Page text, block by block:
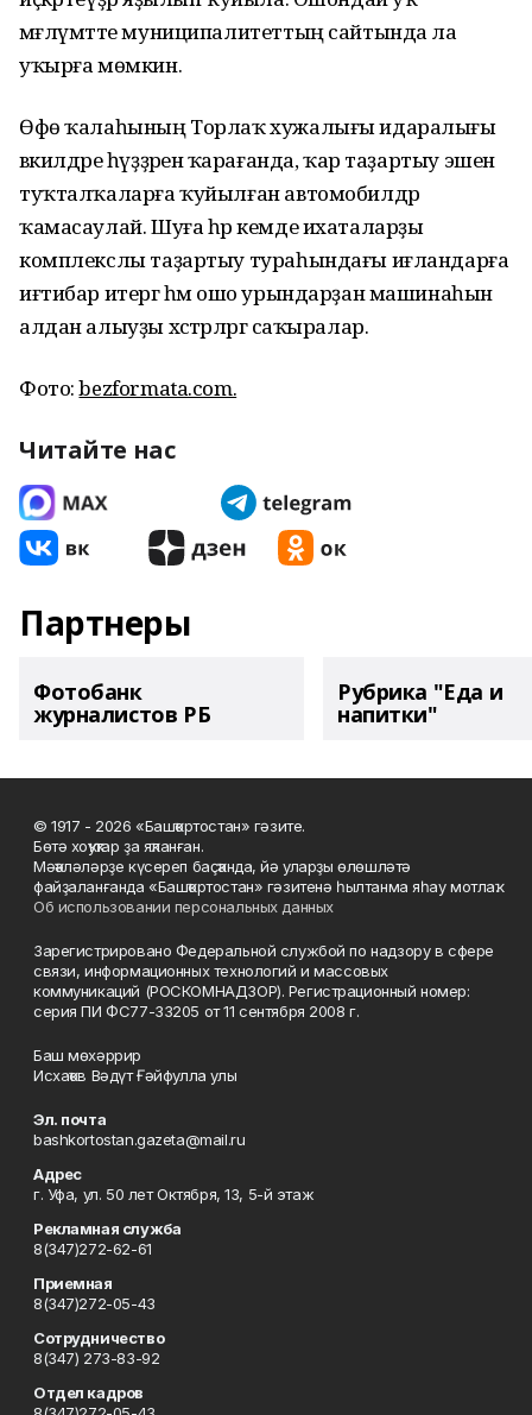
мәғлүмәтте муниципалитеттың сайтында ла
уҡырға мөмкин.
Өфө ҡалаһының Торлаҡ хужалығы идаралығы
вәкилдәре һүҙҙәренә ҡарағанда, ҡар таҙартыу эшенә
туҡталҡаларға ҡуйылған автомобилдәр
ҡамасаулай. Шуға һәр кемде ихаталарҙы
комплекслы таҙартыу тураһындағы иғландарға
иғтибар итергә һәм ошо урындарҙан машинаһын
алдан алыуҙы хәстәрләргә саҡыралар.
Фото:bezformata.com.
Читайте нас
Партнеры
Фотобанк
журналистов РБ
Рубрика "Еда и
напитки"
© 1917 - 2026 «Башҡортостан» гәзите.
Бөтә хоҡуҡтар ҙа яҡланған.
Мәҡәләләрҙе күсереп баҫҡанда, йә уларҙы өлөшләтә
файҙаланғанда «Башҡортостан» гәзитенә һылтанма яһау мотлаҡ.
Об использовании персональных данных
Зарегистрировано Федеральной службой по надзору в сфере
связи, информационных технологий и массовых
коммуникаций (РОСКОМНАДЗОР). Регистрационный номер:
серия ПИ ФС77-33205 от 11 сентября 2008 г.
Баш мөхәррир
Исхаҡов Вәдүт Ғәйфулла улы
Эл. почта
bashkortostan.gazeta@mail.ru
Адрес
г. Уфа, ул. 50 лет Октября, 13, 5-й этаж
Рекламная служба
8(347)272-62-61
Приемная
8(347)272-05-43
Сотрудничество
8(347) 273-83-92
Отдел кадров